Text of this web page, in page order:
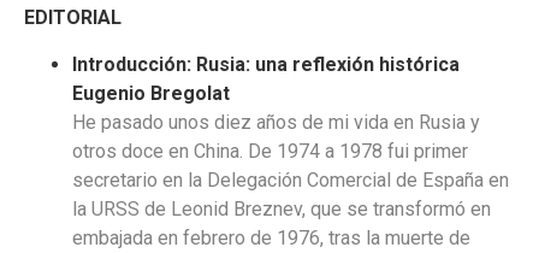
EDITORIAL
Introducción: Rusia: una reflexión histórica
Eugenio Bregolat
He pasado unos diez años de mi vida en Rusia y
otros doce en China. De 1974 a 1978 fui primer
secretario en la Delegación Comercial de España en
la URSS de Leonid Breznev, que se transformó en
embajada en febrero de 1976, tras la muerte de